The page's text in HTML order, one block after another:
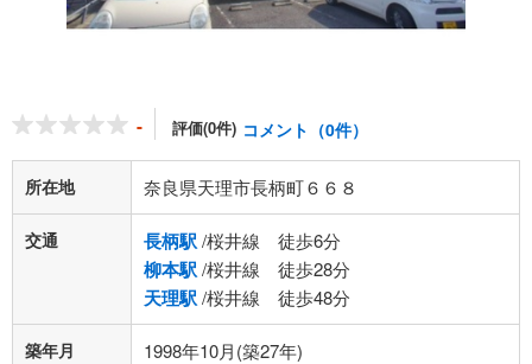
- 評価(0件) コメント（0件）
所在地 奈良県天理市長柄町６６８
交通 長柄駅/桜井線 徒歩6分
柳本駅/桜井線 徒歩28分
天理駅/桜井線 徒歩48分
築年月 1998年10月(築27年)